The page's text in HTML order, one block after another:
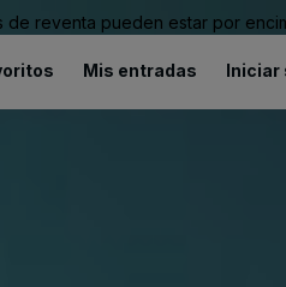
reventa pueden estar por
Mis entradas Iniciar